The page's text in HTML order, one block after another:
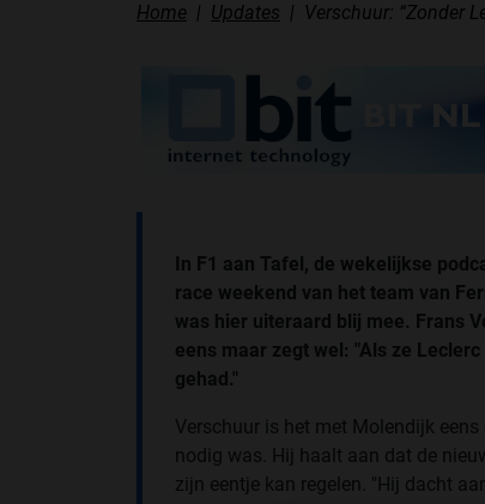
Home Updates Verschuur: “Zonder
In F1 aan Tafel, de wekelijkse
race weekend van het team van
was hier uiteraard blij mee. Frans
eens maar zegt wel: "Als ze
gehad."
Verschuur is het met Molendijk
nodig was. Hij haalt aan dat de
zijn eentje kan regelen. "Hij dacht